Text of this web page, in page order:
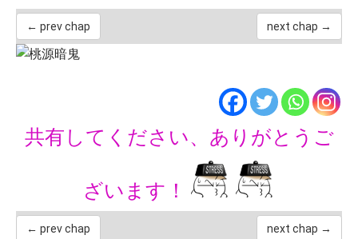
← prev chap next chap →
共有してください、ありがとうご
ざいます！
← prev chap next chap →